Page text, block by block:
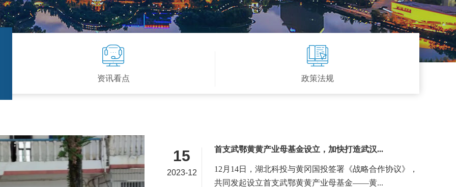
资讯看点 政策法规
15
2023-12
首支武鄂黄黄产业母基金设立，加快打造武汉...
12月14日，湖北科投与黄冈国投签署《战略合作协议》，
共同发起设立首支武鄂黄黄产业母基金——黄...